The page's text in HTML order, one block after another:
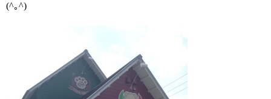
(^｡^)